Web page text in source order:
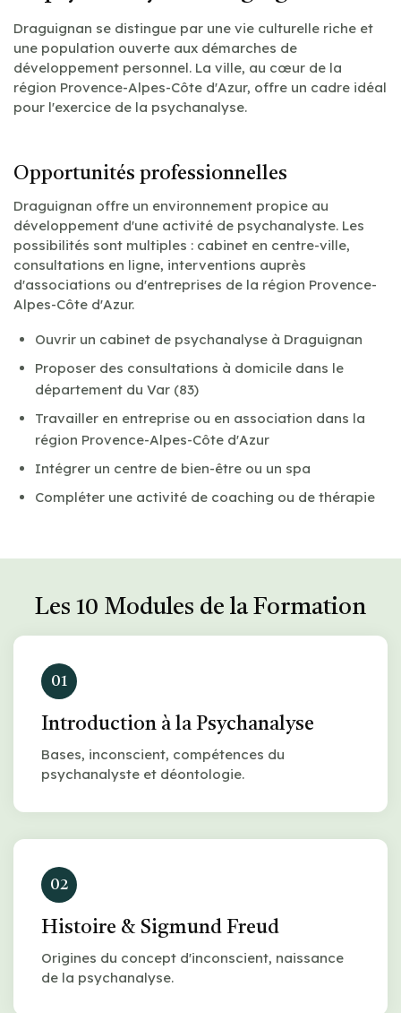
Draguignan se distingue par une vie culturelle riche et
une population ouverte aux démarches de
développement personnel. La ville, au cœur de la
région Provence-Alpes-Côte d'Azur, offre un cadre idéal
pour l'exercice de la psychanalyse.
Opportunités professionnelles
Draguignan offre un environnement propice au
développement d'une activité de psychanalyste. Les
possibilités sont multiples : cabinet en centre-ville,
consultations en ligne, interventions auprès
d'associations ou d'entreprises de la région Provence-
Alpes-Côte d'Azur.
Ouvrir un cabinet de psychanalyse à Draguignan
Proposer des consultations à domicile dans le
département du Var (83)
Travailler en entreprise ou en association dans la
région Provence-Alpes-Côte d'Azur
Intégrer un centre de bien-être ou un spa
Compléter une activité de coaching ou de thérapie
Les 10 Modules de la Formation
01
Introduction à la Psychanalyse
Bases, inconscient, compétences du
psychanalyste et déontologie.
02
Histoire & Sigmund Freud
Origines du concept d'inconscient, naissance
de la psychanalyse.